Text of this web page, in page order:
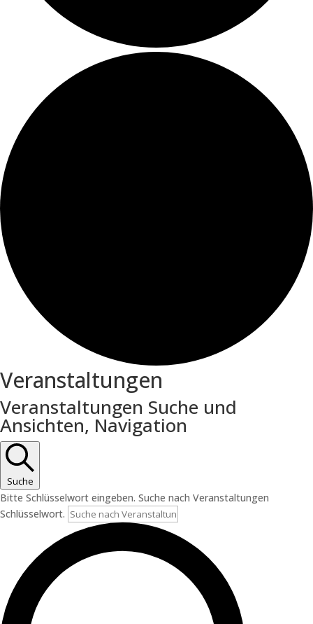
Veranstaltungen
Veranstaltungen Suche und
Ansichten, Navigation
Suche
Bitte Schlüsselwort eingeben. Suche nach Veranstaltungen
Schlüsselwort.